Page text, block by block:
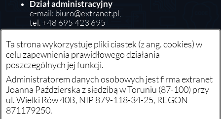
Ta strona wykorzystuje pliki ciastek (z ang. cookies) w
celu zapewnienia prawidłowego działania
poszczególnych jej funkcji.
Administratorem danych osobowych jest firma extranet
Joanna Paździerska z siedzibą w Toruniu (87-100) przy
ul. Wielki Rów 40B, NIP 879-118-34-25, REGON
871179250.
Dział administracyjny
e-mail: biuro@extranet.pl
tel. +48 695 423 695
Właściciel/telefon alarmowy
e-mail:joanna.pazdzierska@extranet.pl,
tel. +48 605 631 265
Godziny pracy: poniedziałek-piątek w godz. 8:00-16:00
Kariera
Napisz do nas